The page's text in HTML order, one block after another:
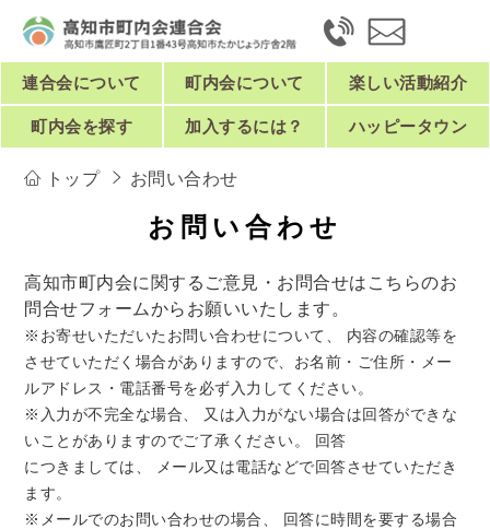
連合会について 町内会について 楽しい活動紹介
町内会を探す 加入するには？ ハッピータウン
トップ お問い合わせ
お問い合わせ
高知市町内会に関するご意見・お問合せはこちらのお
問合せフォームからお願いいたします。
※お寄せいただいたお問い合わせについて、 内容の確認等を
させていただく場合がありますので、お名前・ご住所・メー
ルアドレス・電話番号を必ず入力してください。
※入力が不完全な場合、 又は入力がない場合は回答ができな
いことがありますのでご了承ください。 回答
につきましては、 メール又は電話などで回答させていただき
ます。
※メールでのお問い合わせの場合、 回答に時間を要する場合